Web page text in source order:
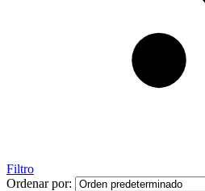
Filtro
Ordenar por: